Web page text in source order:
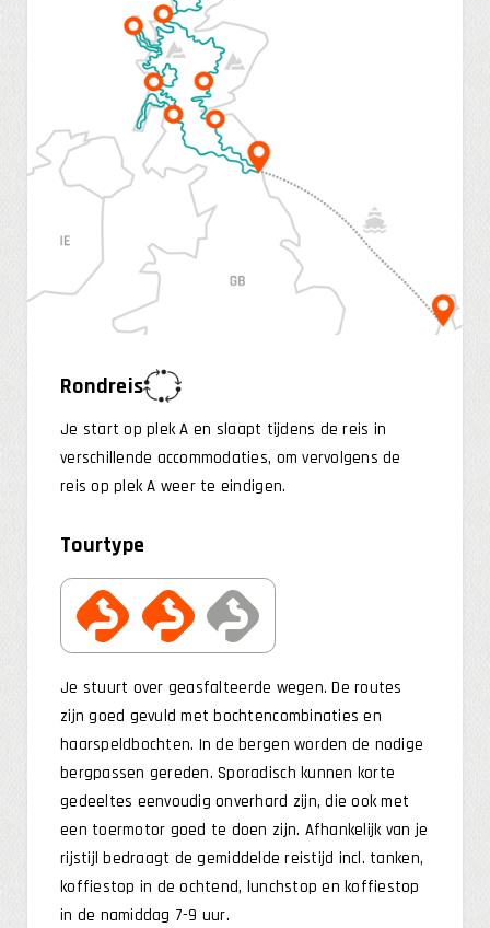
Rondreis
Je start op plek A en slaapt tijdens de reis in
verschillende accommodaties, om vervolgens de
reis op plek A weer te eindigen.
Tourtype
Je stuurt over geasfalteerde wegen. De routes
zijn goed gevuld met bochtencombinaties en
haarspeldbochten. In de bergen worden de nodige
bergpassen gereden. Sporadisch kunnen korte
gedeeltes eenvoudig onverhard zijn, die ook met
een toermotor goed te doen zijn. Afhankelijk van je
rijstijl bedraagt de gemiddelde reistijd incl. tanken,
koffiestop in de ochtend, lunchstop en koffiestop
in de namiddag 7-9 uur.